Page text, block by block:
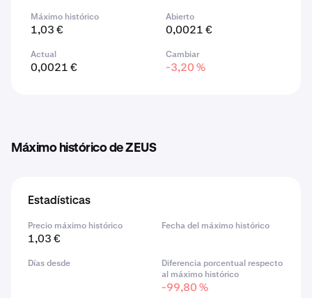
Máximo histórico
1,03 €
Abierto
0,0021 €
Actual
0,0021 €
Cambiar
-3,20 %
Máximo histórico de ZEUS
Estadísticas
Precio máximo histórico
1,03 €
Fecha del máximo histórico
Días desde
Diferencia porcentual respecto
al máximo histórico
-99,80 %